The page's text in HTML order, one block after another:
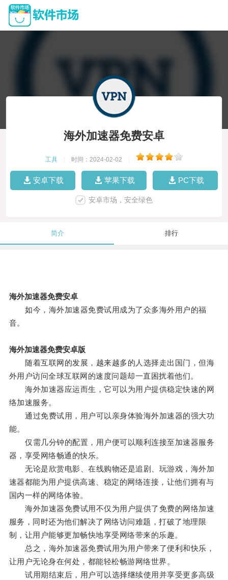
海外加速器免费安卓
工具 时间：2024-02-02
安卓下载 苹果下载 PC下载
安卓市场，安全绿色
简介 排行
海外加速器免费安卓
如今，海外加速器免费试用成为了众多海外用户的福
音。
海外加速器免费安卓版
随着互联网的发展，越来越多的人选择走出国门，但海
外用户访问全球互联网的速度问题却一直困扰着他们。
海外加速器应运而生，它可以为用户提供稳定快速的网
络加速服务。
通过免费试用，用户可以亲身体验海外加速器的强大功
能。
仅需几分钟的配置，用户便可以顺利连接至加速器服务
器，享受网络畅通的快乐。
无论是欣赏电影、在线购物还是追剧、玩游戏，海外加
速器都能为用户提供高速、稳定的网络连接，让他们拥有与
国内一样的网络体验。
海外加速器免费试用不仅为用户提供了免费的网络加速
服务，同时还为他们解决了网络访问难题，打破了地理限
制，让用户能够更加畅快地享受网络带来的乐趣。
总之，海外加速器免费试用为用户带来了便利和快乐，
让用户无论身在何处，都能轻松畅游网络世界。
试用期结束后，用户可以选择继续使用并享受更多高级